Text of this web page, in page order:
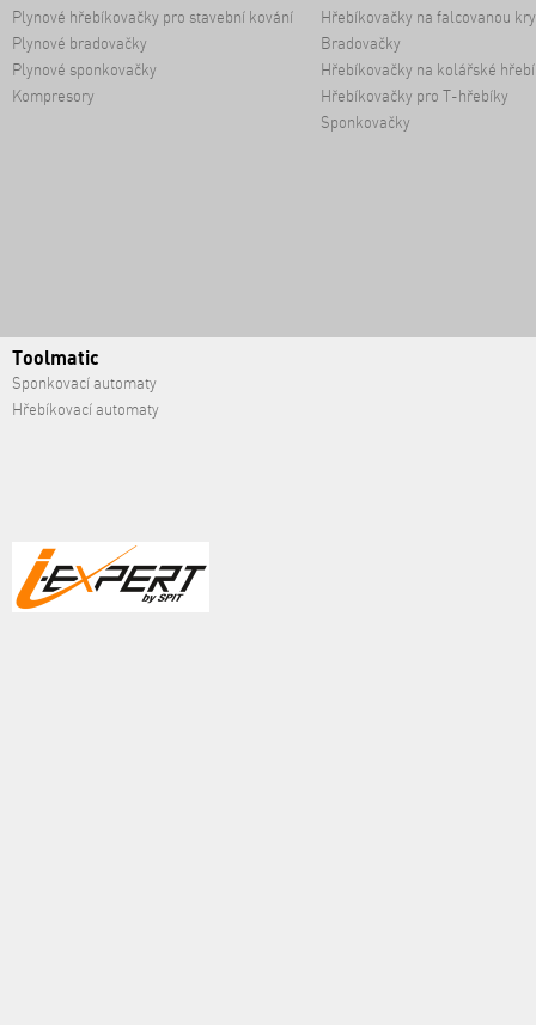
Plynové hřebíkovačky pro stavební kování
Plynové bradovačky
Plynové sponkovačky
Kompresory
Hřebíkovačky na falcovanou
Bradovačky
Hřebíkovačky na kolářské
Hřebíkovačky pro T-hřebíky
Sponkovačky
Toolmatic
Sponkovací automaty
Hřebíkovací automaty